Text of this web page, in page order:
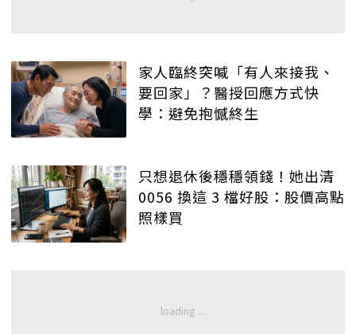
家人臨終突喊「有人來接我、
要回家」？醫授回應方式快
學：避免抱憾終生
只想退休後穩穩領錢！她出清
0056 換這 3 檔好股：股價高點
照樣買